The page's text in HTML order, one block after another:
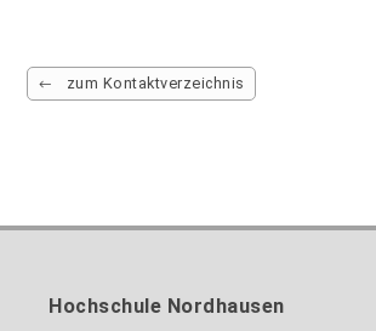
zum Kontaktverzeichnis
Hochschule Nordhausen